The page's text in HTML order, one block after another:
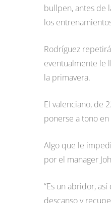
bullpen, antes de
los
Rodríguez
eventualmente le
la primavera.
El valenciano, de
ponerse a tono
Algo que le
por el manager
“Es un abridor,
descanso y